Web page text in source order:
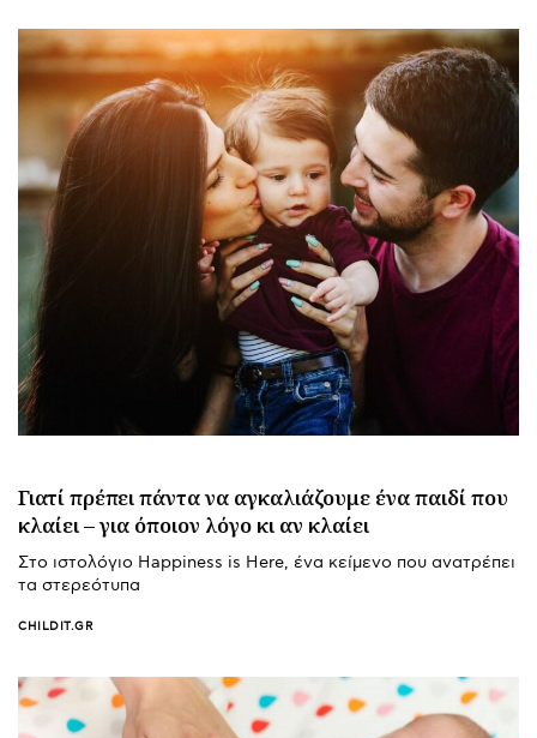
Γιατί πρέπει πάντα να αγκαλιάζουμε ένα παιδί που
κλαίει – για όποιον λόγο κι αν κλαίει
Στο ιστολόγιο Happiness is Here, ένα κείμενο που ανατρέπει
τα στερεότυπα
CHILDIT.GR